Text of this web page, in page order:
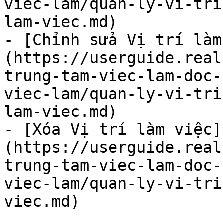
viec-lam/quan-ly-vi-
lam-viec.md)
- [Chỉnh sửa Vị trí
(https://
trung-tam-viec-lam-
viec-lam/quan-ly-vi-
lam-viec.md)
- [Xóa Vị trí làm việc]
(https://
trung-tam-viec-lam-
viec-lam/quan-ly-vi-